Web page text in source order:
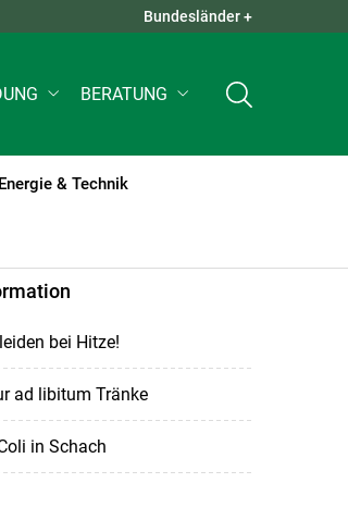
QUICK LINKS +
Bundesländer +
BERATUNG
& Technik
bei Hitze!
ad libitum Tränke
in Schach